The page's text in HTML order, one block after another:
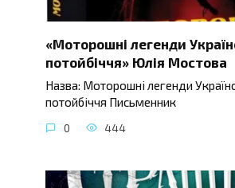
«Моторошні легенди
потойбіччя» Юлія Мостова
Назва: Моторошні легенди
потойбіччя Письменник
0 444